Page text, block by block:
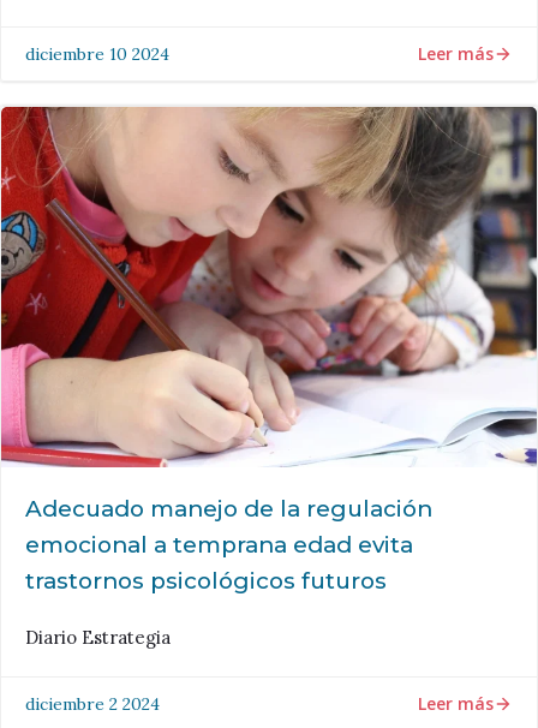
diciembre 10 2024 Leer más
​Adecuado manejo de la regulación
emocional a temprana edad evita
trastornos psicológicos futuros
Diario Estrategia
diciembre 2 2024 Leer más